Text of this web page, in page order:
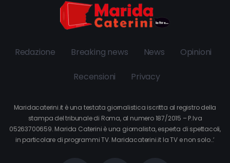
Redazione Breaking news News Opinioni
Recensioni Privacy
Maridacaterini.it è una testata giornalistica iscritta al registro della
stampa del tribunale di Roma, al numero 187/2015 – P.Iva
05263700659. Marida Caterini è una giornalista, esperta di spettacoli,
in particolare di programmi TV. Maridacaterini.it la TV e non solo…’